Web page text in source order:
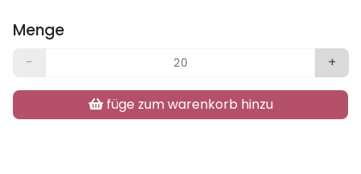
Menge
- +
füge zum warenkorb hinzu